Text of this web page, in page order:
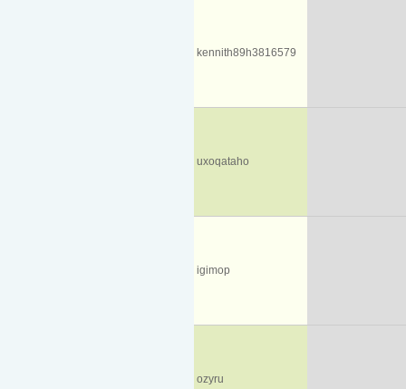
kennith89h3816579
uxoqataho
igimop
ozyru